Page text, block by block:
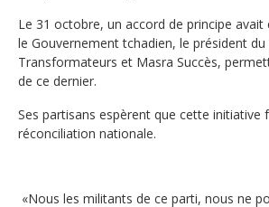
Le 31 octobre, un accord de principe avait
le Gouvernement tchadien, le président du
Transformateurs et Masra Succès,
de ce dernier.
Ses partisans espèrent que cette initiative
réconciliation nationale.
«Nous les militants de ce parti, nous ne